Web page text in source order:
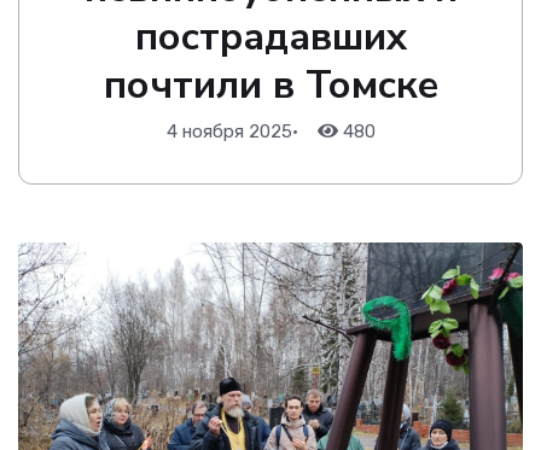
пострадавших
почтили в Томске
4 ноября 2025• 480